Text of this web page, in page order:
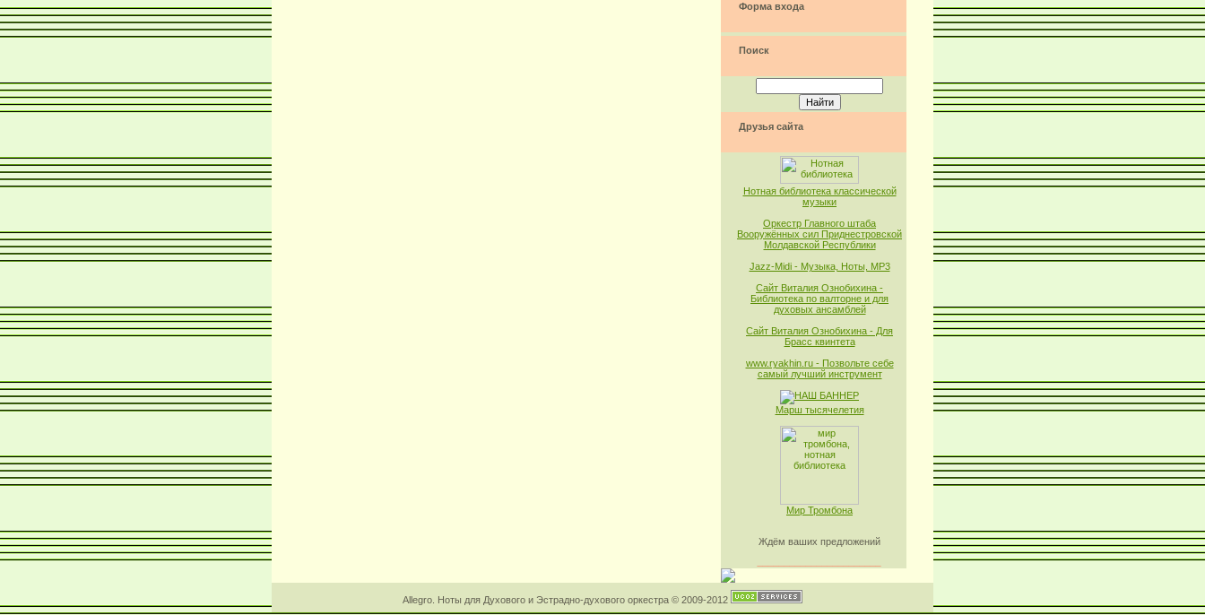
Форма входа
Поиск
Друзья сайта
Нотная библиотека классической
музыки
Оркестр Главного штаба
Вооружённых сил Приднестровской
Молдавской Республики
Jazz-Midi - Музыка, Ноты, MP3
Сайт Виталия Ознобихина -
Библиотека по валторне и для
духовых ансамблей
Сайт Виталия Ознобихина - Для
Брасс квинтета
www.ryakhin.ru - Позвольте себе
самый лучший инструмент
Марш тысячелетия
Мир Тромбона
Ждём ваших предложений
Allegro. Ноты для Духового и Эстрадно-духового оркестра © 2009-2012